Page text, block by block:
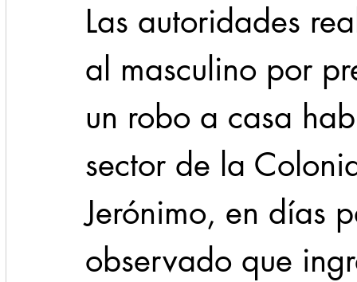
Las autoridades
al masculino por
un robo a casa
sector de la
Jerónimo, en días
observado que